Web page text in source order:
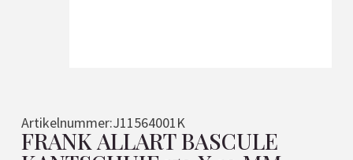
Artikelnummer:J11564001K
FRANK ALLART BASCULE